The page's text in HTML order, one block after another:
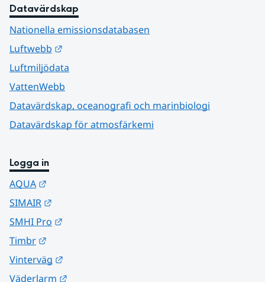
Datavärdskap
Nationella emissionsdatabasen
Luftwebb
Luftmiljödata
VattenWebb
Datavärdskap, oceanografi och marinbiologi
Datavärdskap för atmosfärkemi
Logga in
AQUA
SIMAIR
SMHI Pro
Timbr
Vinterväg
Väderlarm